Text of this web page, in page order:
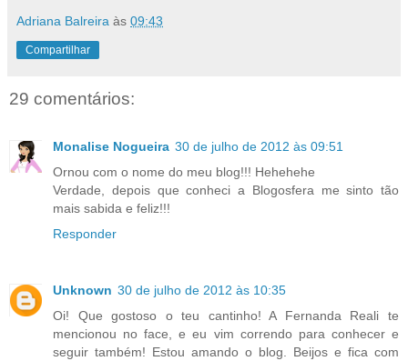
Adriana Balreira às 09:43
Compartilhar
29 comentários:
Monalise Nogueira 30 de julho de 2012 às 09:51
Ornou com o nome do meu blog!!! Hehehehe
Verdade, depois que conheci a Blogosfera me sinto tão
mais sabida e feliz!!!
Responder
Unknown 30 de julho de 2012 às 10:35
Oi! Que gostoso o teu cantinho! A Fernanda Reali te
mencionou no face, e eu vim correndo para conhecer e
seguir também! Estou amando o blog. Beijos e fica com